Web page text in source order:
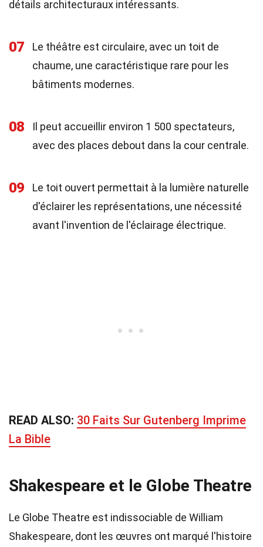
détails architecturaux intéressants.
07
Le théâtre est circulaire, avec un toit de
chaume, une caractéristique rare pour les
bâtiments modernes.
08
Il peut accueillir environ 1 500 spectateurs,
avec des places debout dans la cour centrale.
09
Le toit ouvert permettait à la lumière naturelle
d'éclairer les représentations, une nécessité
avant l'invention de l'éclairage électrique.
READ ALSO: 30 Faits Sur Gutenberg Imprime
La Bible
Shakespeare et le Globe Theatre
Le Globe Theatre est indissociable de William
Shakespeare, dont les œuvres ont marqué l'histoire